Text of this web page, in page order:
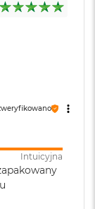
Intuicyjna